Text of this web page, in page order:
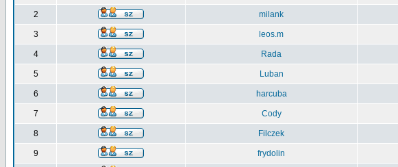
2 milank
3 leos.m
4 Rada
5 Luban
6 harcuba
7 Cody
8 Filczek
9 frydolin